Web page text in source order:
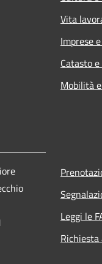
Vita
Imprese
Catasto
Mobilità
Leggi le